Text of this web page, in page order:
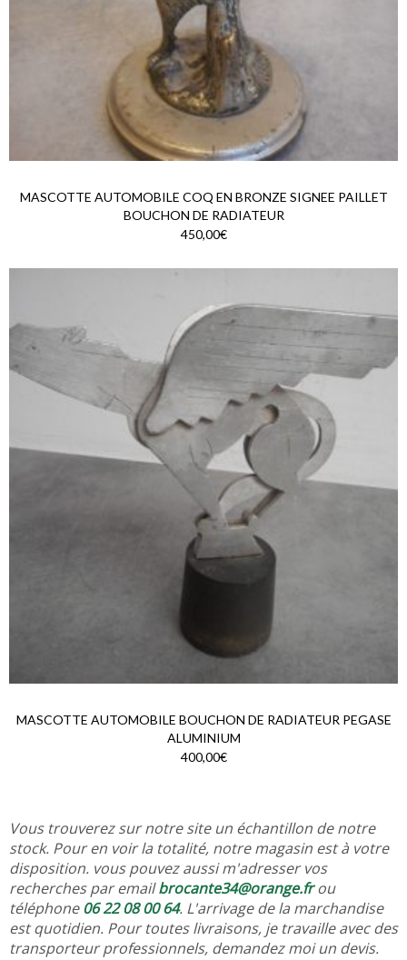
MASCOTTE AUTOMOBILE COQ EN BRONZE SIGNEE PAILLET
BOUCHON DE RADIATEUR
450,00€
MASCOTTE AUTOMOBILE BOUCHON DE RADIATEUR PEGASE
ALUMINIUM
400,00€
Vous trouverez sur notre site un échantillon de notre
stock. Pour en voir la totalité, notre magasin est à votre
disposition. vous pouvez aussi m'adresser vos
recherches par emailbrocante34@orange.frou
téléphone06 22 08 00 64. L'arrivage de la marchandise
est quotidien. Pour toutes livraisons, je travaille avec des
transporteur professionnels, demandez moi un devis.